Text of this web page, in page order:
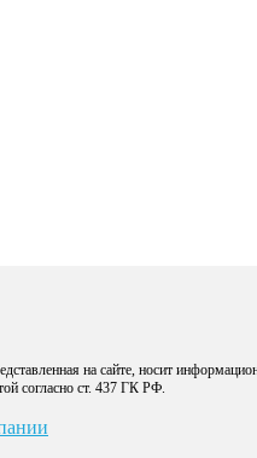
на сайте, носит
согласно ст. 437 ГК РФ.